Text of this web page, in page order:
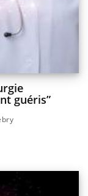
guéris”